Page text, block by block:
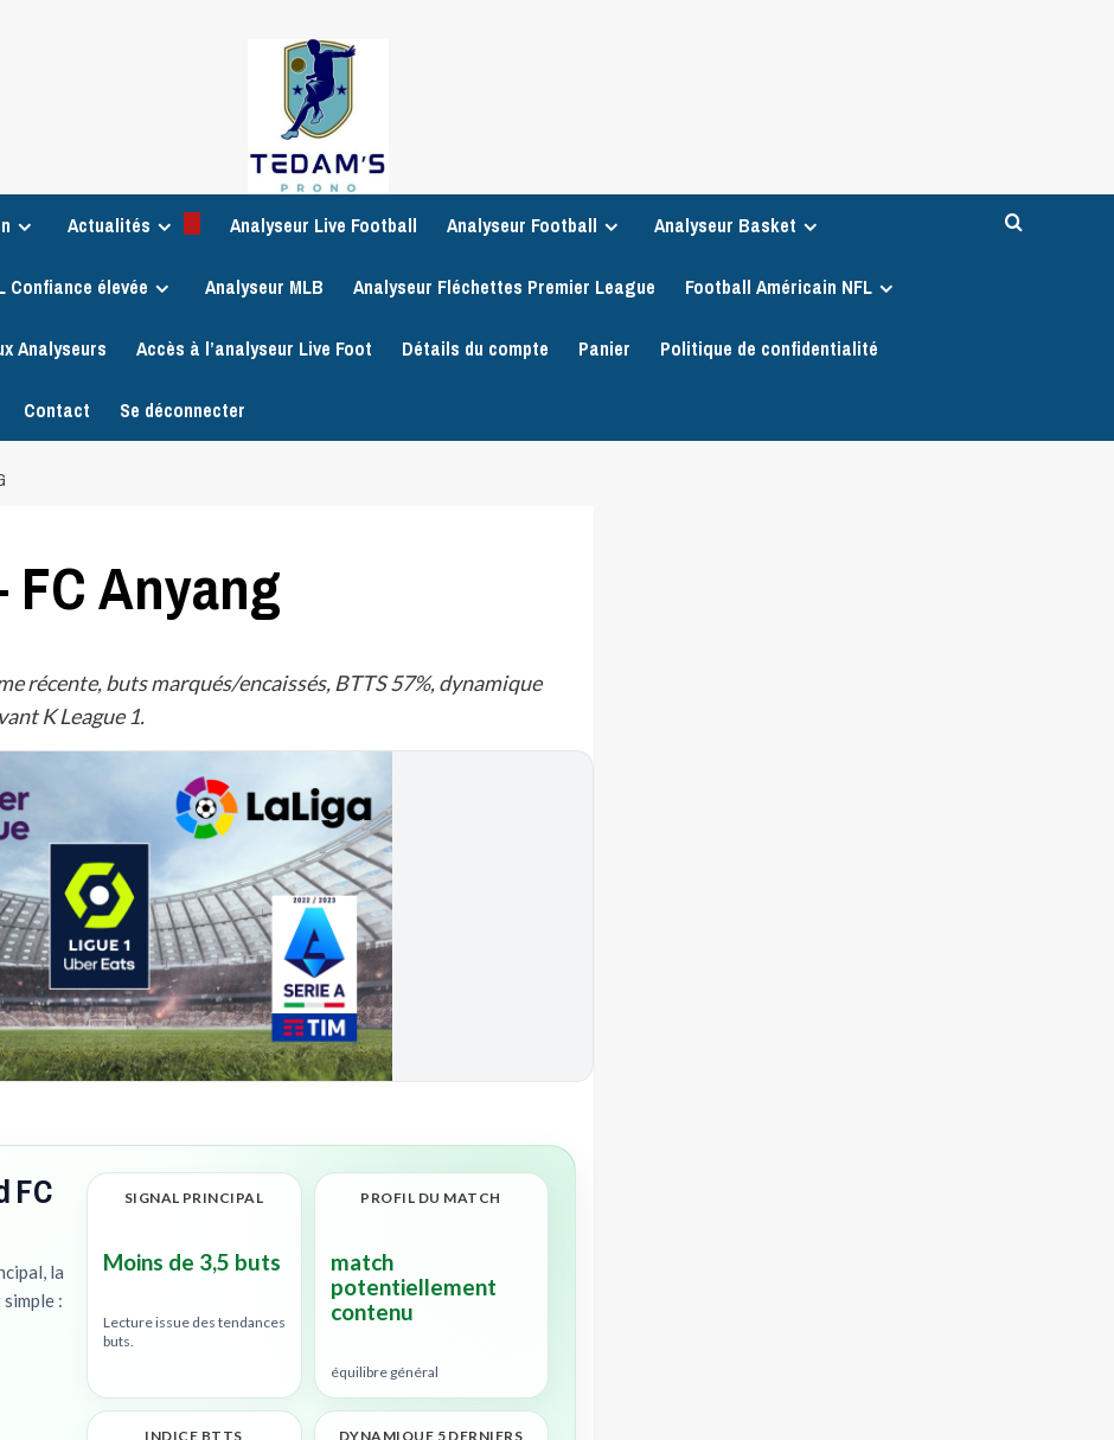
Actualités Analyseur Live Football Analyseur Football Analyseur Basket
Confiance élevée Analyseur MLB Analyseur Fléchettes Premier League Football Américain NFL
Analyseurs Accès à l’analyseur Live Foot Détails du compte Panier Politique de confidentialité
Contact Se déconnecter
FC Anyang
récente, buts marqués/encaissés, BTTS 57%, dynamique
K League 1.
FC
la
:
SIGNAL PRINCIPAL
Moins de 3,5 buts
Lecture issue des tendances
buts.
PROFIL DU MATCH
match
potentiellement
contenu
équilibre général
INDICE BTTS DYNAMIQUE 5 DERNIERS